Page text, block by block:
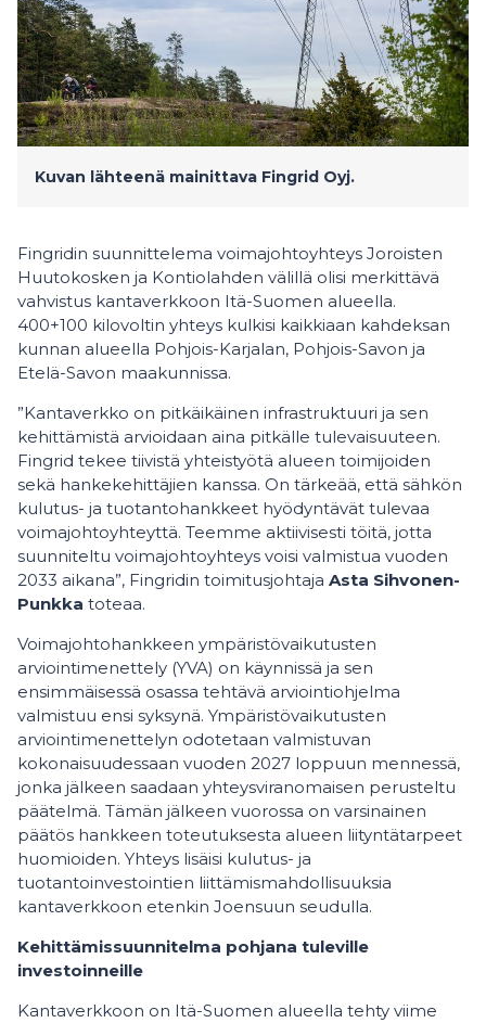
Kuvan lähteenä mainittava Fingrid Oyj.
Fingridin suunnittelema voimajohtoyhteys Joroisten
Huutokosken ja Kontiolahden välillä olisi merkittävä
vahvistus kantaverkkoon Itä-Suomen alueella.
400+100 kilovoltin yhteys kulkisi kaikkiaan kahdeksan
kunnan alueella Pohjois-Karjalan, Pohjois-Savon ja
Etelä-Savon maakunnissa.
”Kantaverkko on pitkäikäinen infrastruktuuri ja sen
kehittämistä arvioidaan aina pitkälle tulevaisuuteen.
Fingrid tekee tiivistä yhteistyötä alueen toimijoiden
sekä hankekehittäjien kanssa. On tärkeää, että sähkön
kulutus- ja tuotantohankkeet hyödyntävät tulevaa
voimajohtoyhteyttä. Teemme aktiivisesti töitä, jotta
suunniteltu voimajohtoyhteys voisi valmistua vuoden
2033 aikana”, Fingridin toimitusjohtaja Asta Sihvonen-
Punkka toteaa.
Voimajohtohankkeen ympäristövaikutusten
arviointimenettely (YVA) on käynnissä ja sen
ensimmäisessä osassa tehtävä arviointiohjelma
valmistuu ensi syksynä. Ympäristövaikutusten
arviointimenettelyn odotetaan valmistuvan
kokonaisuudessaan vuoden 2027 loppuun mennessä,
jonka jälkeen saadaan yhteysviranomaisen perusteltu
päätelmä. Tämän jälkeen vuorossa on varsinainen
päätös hankkeen toteutuksesta alueen liityntätarpeet
huomioiden. Yhteys lisäisi kulutus- ja
tuotantoinvestointien liittämismahdollisuuksia
kantaverkkoon etenkin Joensuun seudulla.
Kehittämissuunnitelma pohjana tuleville
investoinneille
Kantaverkkoon on Itä-Suomen alueella tehty viime